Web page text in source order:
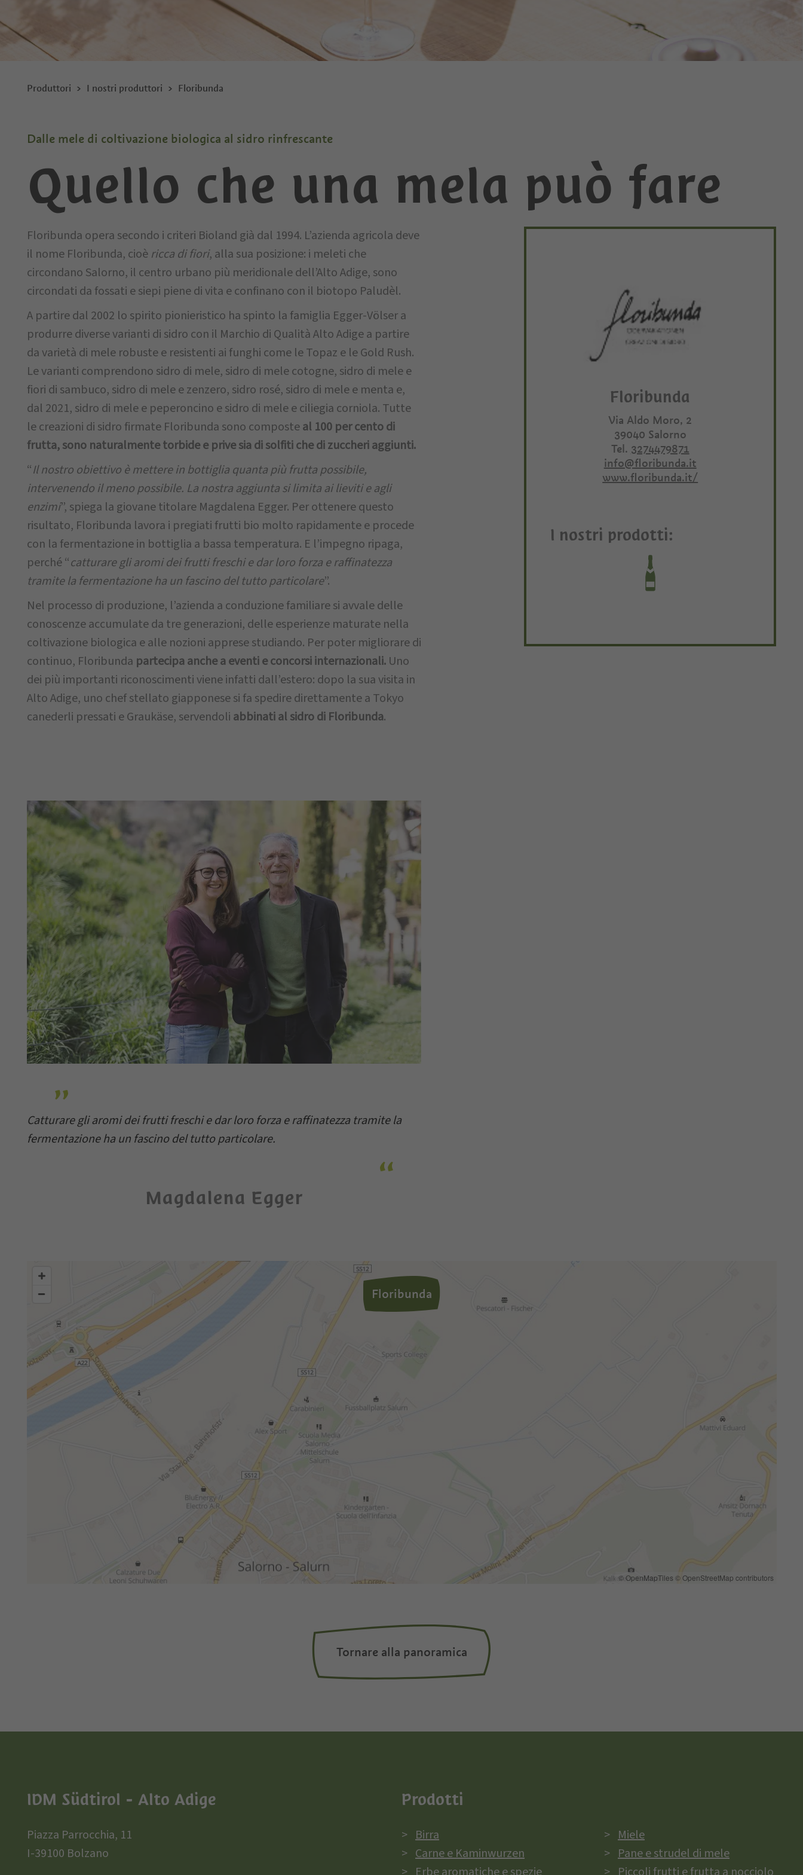
Produttori I nostri produttori Floribunda
Dalle mele di coltivazione biologica al sidro rinfrescante
Quello che una mela può fare
Floribunda opera secondo i criteri Bioland già dal 1994. L’azienda agricola deve
il nome Floribunda, cioè ricca di fiori, alla sua posizione: i meleti che
circondano Salorno, il centro urbano più meridionale dell’Alto Adige, sono
circondati da fossati e siepi piene di vita e confinano con il biotopo Paludèl.
A partire dal 2002 lo spirito pionieristico ha spinto la famiglia Egger-Völser a
produrre diverse varianti di sidro con il Marchio di Qualità Alto Adige a partire
da varietà di mele robuste e resistenti ai funghi come le Topaz e le Gold Rush.
Le varianti comprendono sidro di mele, sidro di mele cotogne, sidro di mele e
fiori di sambuco, sidro di mele e zenzero, sidro rosé, sidro di mele e menta e,
dal 2021, sidro di mele e peperoncino e sidro di mele e ciliegia corniola. Tutte
le creazioni di sidro firmate Floribunda sono composteal 100 per cento di
frutta, sono naturalmente torbide e prive sia di solfiti che di zuccheri aggiunti.
“Il nostro obiettivo è mettere in bottiglia quanta più frutta possibile,
intervenendo il meno possibile. La nostra aggiunta si limita ai lieviti e agli
enzimi”, spiega la giovane titolare Magdalena Egger. Per ottenere questo
risultato, Floribunda lavora i pregiati frutti bio molto rapidamente e procede
con la fermentazione in bottiglia a bassa temperatura. E l’impegno ripaga,
perché “catturare gli aromi dei frutti freschi e dar loro forza e raffinatezza
tramite la fermentazione ha un fascino del tutto particolare”.
Nel processo di produzione, l’azienda a conduzione familiare si avvale delle
conoscenze accumulate da tre generazioni, delle esperienze maturate nella
coltivazione biologica e alle nozioni apprese studiando. Per poter migliorare di
continuo, Floribunda partecipa anche a eventi e concorsi internazionali.Uno
dei più importanti riconoscimenti viene infatti dall’estero: dopo la sua visita in
Alto Adige, uno chef stellato giapponese si fa spedire direttamente a Tokyo
canederli pressati e Graukäse, servendoli abbinati al sidro di Floribunda.
Catturare gli aromi dei frutti freschi e dar loro forza e raffinatezza tramite la
fermentazione ha un fascino del tutto particolare.
Magdalena Egger
Floribunda
Via Aldo Moro, 2
39040 Salorno
Tel. 3274479871
info@floribunda.it
www.floribunda.it/
I nostri prodotti:
Floribunda
© OpenMapTiles © OpenStreetMap contributors
Tornare alla panoramica
IDM Südtirol - Alto Adige
Piazza Parrocchia, 11
I-39100 Bolzano
Prodotti
Birra
Carne e Kaminwurzen
Miele
Pane e strudel di mele